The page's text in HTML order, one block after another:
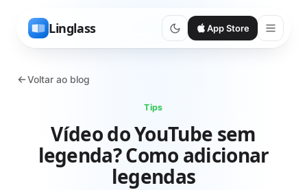
Linglass App Store
Voltar ao blog
Tips
Vídeo do YouTube sem
legenda? Como adicionar
legendas